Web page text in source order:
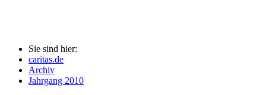
Sie sind hier:
caritas.de
Archiv
Jahrgang 2010